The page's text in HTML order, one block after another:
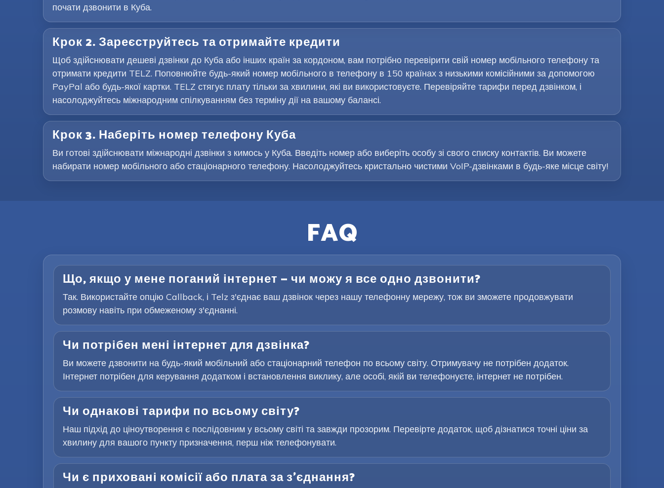
почати дзвонити в Куба.
Крок 2. Зареєструйтесь та отримайте кредити
Щоб здійснювати дешеві дзвінки до Куба або інших країн за кордоном, вам потрібно перевірити свій номер мобільного телефону та
отримати кредити TELZ. Поповнюйте будь-який номер мобільного в телефону в 150 країнах з низькими комісійними за допомогою
PayPal або будь-якої картки. TELZ стягує плату тільки за хвилини, які ви використовуєте. Перевіряйте тарифи перед дзвінком, і
насолоджуйтесь міжнародним спілкуванням без терміну дії на вашому балансі.
Крок 3. Наберіть номер телефону Куба
Ви готові здійснювати міжнародні дзвінки з кимось у Куба. Введіть номер або виберіть особу зі свого списку контактів. Ви можете
набирати номер мобільного або стаціонарного телефону. Насолоджуйтесь кристально чистими VoIP-дзвінками в будь-яке місце світу!
FAQ
Що, якщо у мене поганий інтернет — чи можу я все одно дзвонити?
Так. Використайте опцію Callback, і Telz з'єднає ваш дзвінок через нашу телефонну мережу, тож ви зможете продовжувати
розмову навіть при обмеженому з'єднанні.
Чи потрібен мені інтернет для дзвінка?
Ви можете дзвонити на будь-який мобільний або стаціонарний телефон по всьому світу. Отримувачу не потрібен додаток.
Інтернет потрібен для керування додатком і встановлення виклику, але особі, якій ви телефонуєте, інтернет не потрібен.
Чи однакові тарифи по всьому світу?
Наш підхід до ціноутворення є послідовним у всьому світі та завжди прозорим. Перевірте додаток, щоб дізнатися точні ціни за
хвилину для вашого пункту призначення, перш ніж телефонувати.
Чи є приховані комісії або плата за з’єднання?